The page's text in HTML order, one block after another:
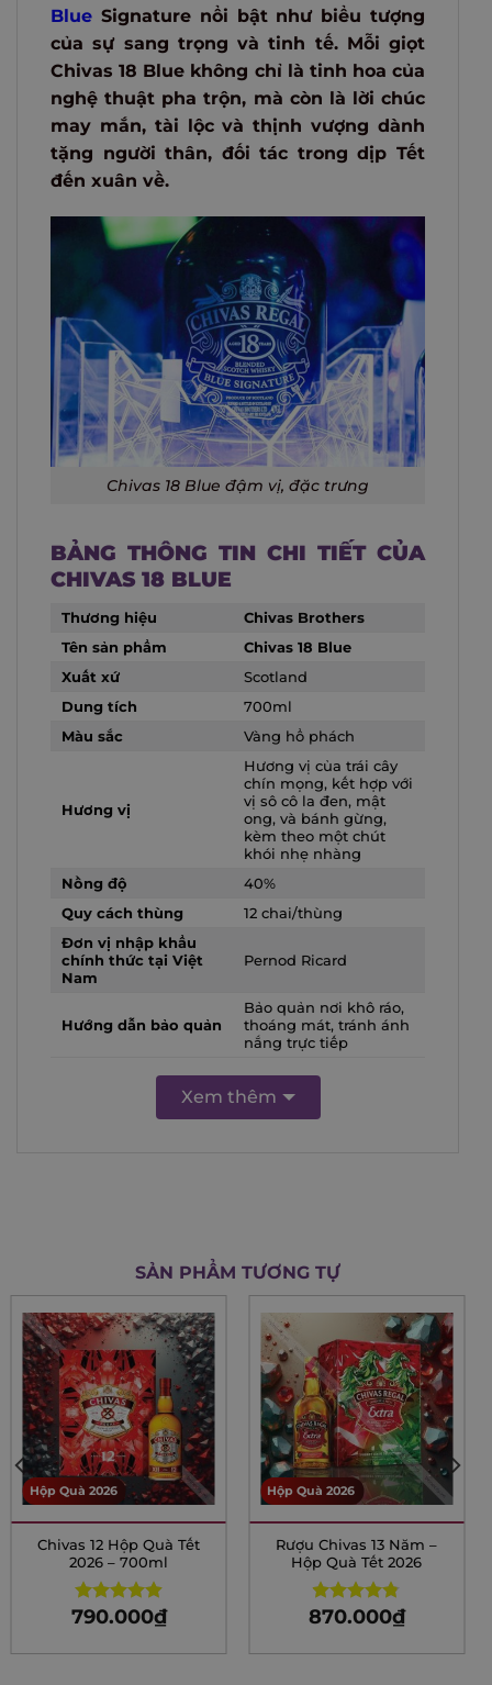
Blue Signature nổi bật như biểu tượng
của sự sang trọng và tinh tế. Mỗi giọt
Chivas 18 Blue không chỉ là tinh hoa của
nghệ thuật pha trộn, mà còn là lời chúc
may mắn, tài lộc và thịnh vượng dành
tặng người thân, đối tác trong dịp Tết
đến xuân về.
Chivas 18 Blue đậm vị, đặc trưng
BẢNG THÔNG TIN CHI TIẾT CỦA
CHIVAS 18 BLUE
Thương hiệu
Chivas Brothers
Tên sản phẩm
Chivas 18 Blue
Xuất xứ
Scotland
Dung tích
700ml
Màu sắc
Vàng hổ phách
Hương vị
Hương vị của trái cây
chín mọng, kết hợp với
vị sô cô la đen, mật
ong, và bánh gừng,
kèm theo một chút
khói nhẹ nhàng
Nồng độ
40%
Quy cách thùng
12 chai/thùng
Đơn vị nhập khẩu
chính thức tại Việt
Nam
Pernod Ricard
Hướng dẫn bảo quản
Bảo quản nơi khô ráo,
thoáng mát, tránh ánh
nắng trực tiếp
Xem thêm
SẢN PHẨM TƯƠNG TỰ
Hộp Quà 2026
Chivas 12 Hộp Quà Tết
2026 – 700ml
Rated4.94
790.000₫
Hộp Quà 2026
Rượu Chivas 13 Năm –
Hộp Quà Tết 2026
Rated4.75
870.000₫